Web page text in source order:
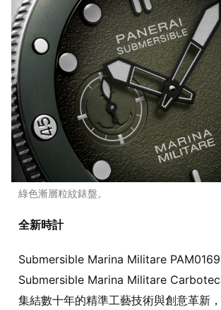
綠色漸層粒紋錶盤。
全新時計
Submersible Marina Militare
Submersible Marina Militare
集結數十年的精準工藝技術與創意革新